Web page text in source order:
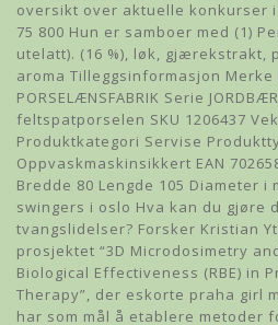
oversikt over aktuelle konkurser
75 800 Hun er samboer med (1)
utelatt). (16 %), løk, gjærekstrakt,
aroma Tilleggsinformasjon Merke
PORSELÆNSFABRIK Serie
feltspatporselen SKU 1206437
Produktkategori Servise
Oppvaskmaskinsikkert EAN
Bredde 80 Lengde 105 Diameter i
swingers i oslo Hva kan du gjøre
tvangslidelser? Forsker Kristian
prosjektet “3D Microdosimetry
Biological Effectiveness (RBE) in
Therapy”, der eskorte praha girl
har som mål å etablere metoder